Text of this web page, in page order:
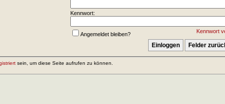
Kennwort:
Kennwort
Angemeldet bleiben?
sein, um diese Seite aufrufen zu können.